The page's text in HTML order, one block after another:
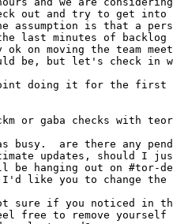
or gaba checks with